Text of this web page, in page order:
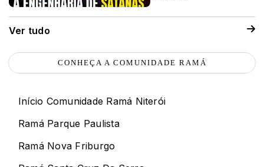
Ver tudo
CONHEÇA A COMUNIDADE RAMÁ
Início Comunidade Ramá Niterói
Ramá Parque Paulista
Ramá Nova Friburgo